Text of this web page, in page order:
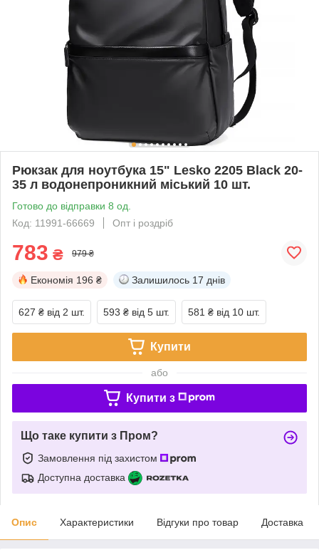
Рюкзак для ноутбука 15" Lesko 2205 Black 20-
35 л водонепроникний міський 10 шт.
Готово до відправки 8 од.
Код: 11991-66669
Опт і роздріб
783 ₴ 979 ₴
Економія 196 ₴ Залишилось 17 днів
627 ₴ від 2 шт. 593 ₴ від 5 шт. 581 ₴ від 10 шт.
Купити
або
Купити з
Що таке купити з Пром?
Замовлення під захистом
Доступна доставка
Опис Характеристики Відгуки про товар Доставка